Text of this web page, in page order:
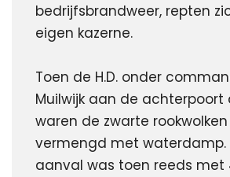
bedrijfsbrandweer, repten
eigen kazerne.
Toen de H.D. onder
Muilwijk aan de achterpoort
waren de zwarte
vermengd met waterdamp.
aanval was toen reeds met